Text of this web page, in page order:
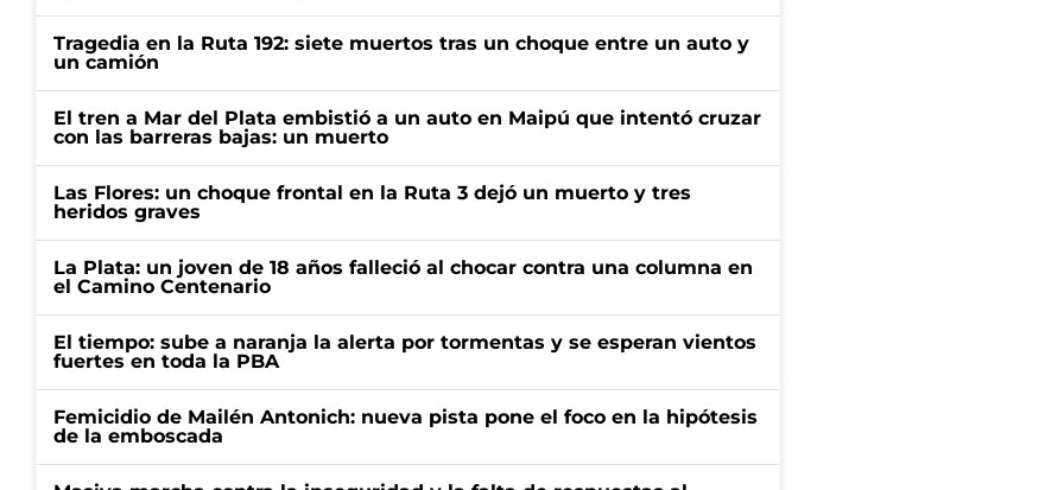
Tragedia en la Ruta 192: siete muertos tras un choque entre un auto y
un camión
El tren a Mar del Plata embistió a un auto en Maipú que intentó cruzar
con las barreras bajas: un muerto
Las Flores: un choque frontal en la Ruta 3 dejó un muerto y tres
heridos graves
La Plata: un joven de 18 años falleció al chocar contra una columna en
el Camino Centenario
El tiempo: sube a naranja la alerta por tormentas y se esperan vientos
fuertes en toda la PBA
Femicidio de Mailén Antonich: nueva pista pone el foco en la hipótesis
de la emboscada